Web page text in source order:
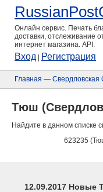
Онлайн сервис. Печать
доставки, отслеживание
интернет магазина. API.
Вход Регистрация
Главная — Свердловская
Тюш
Найдите в данном списке
623235
12.09.2017 Новые